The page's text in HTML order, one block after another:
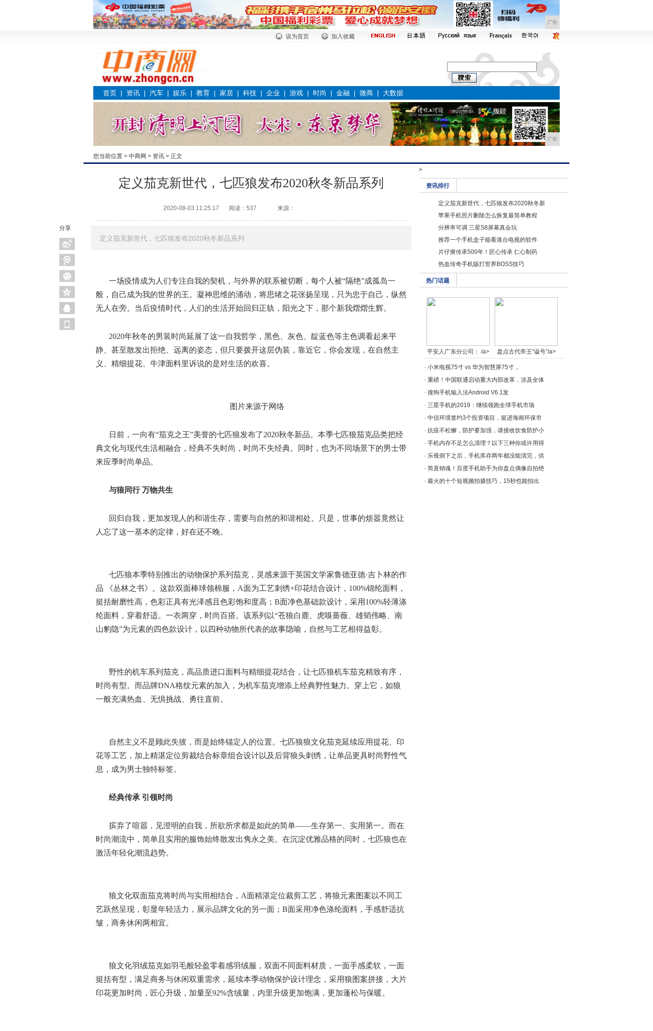
广告
设为首页 加入收藏
首页 | 资讯 | 汽车 | 娱乐 | 教育 | 家居 | 科技 | 企业 | 游戏 | 时尚 | 金融 | 微商 | 大数据
广告
您当前位置 > 中商网 > 资讯 > 正文
>
分享
定义茄克新世代，七匹狼发布2020秋冬新品系列
2020-08-03 11:25:17 阅读：537 来源：
定义茄克新世代，七匹狼发布2020秋冬新品系列
一场疫情成为人们专注自我的契机，与外界的联系被切断，每个人被“隔绝”成孤岛一
般，自己成为我的世界的王。凝神思维的涌动，将思绪之花张扬呈现，只为忠于自己，纵然
无人在旁。当后疫情时代，人们的生活开始回归正轨，阳光之下，那个新我熠熠生辉。
2020年秋冬的男装时尚延展了这一自我哲学，黑色、灰色、靛蓝色等主色调看起来平
静、甚至散发出拒绝、远离的姿态，但只要拨开这层伪装，靠近它，你会发现，在自然主
义、精细提花、牛津面料里诉说的是对生活的欢喜。
图片来源于网络
日前，一向有“茄克之王”美誉的七匹狼发布了2020秋冬新品。本季七匹狼茄克品类把经
典文化与现代生活相融合， 经典不失时尚，时尚不失经典。同时 ， 也为不同场景下的男士带
来应季时尚单品。
与狼同行 万物共生
回归自我，更加发现人的和谐生存，需要与自然的和谐相处。只是，世事的烦嚣竟然让
人忘了这一基本的定律，好在还不晚。
七匹狼本季特别推出的动物保护系列茄克，灵感来源于英国文学家鲁德亚德·吉卜林的作
品
《丛林之书》。这款双面棒球领棉服， A面为工艺刺绣+印花结合设计，100%锦纶面料，
挺括耐磨性高，色彩正具有光泽感且色彩饱和度高；B面净色基础款设计，采用100%轻薄涤
纶面料，穿着舒适。一衣两穿，时尚百搭。该系列以“苍狼白鹿、虎嗅蔷薇、雄韬伟略、南
山豹隐”为元素的四色款设计，以四种动物所代表的故事隐喻，自然与工艺相得益彰。
野性的机车系列茄克， 高品质进口面料与精细提花结合，让七匹狼机车茄克精致有序，
时尚有型。而品牌DNA格纹元素的加入，为机车茄克增添上经典野性魅力。穿上它，如狼
一般充满热血、无惧挑战、勇往直前。
自然主义不是顾此失彼，而是始终锚定人的位置。七匹狼狼文化茄克延续应用提花、印
花等工艺，加上精湛定位剪裁结合标章组合设计以及后背狼头刺绣，让单品更具时尚野性气
息，成为男士独特标签。
经典传承 引领时尚
摈弃了喧嚣，见澄明的自我，所欲所求都是如此的简单——生存第一、实用第一。而在
时尚潮流中，简单且实用的服饰始终散发出隽永之美。在沉淀优雅品格的同时，七匹狼也在
激活年轻化潮流趋势。
狼文化双面茄克将时尚与实用相结合，A面精湛定位裁剪工艺， 将狼元素图案以不同工
艺跃然呈现， 彰显年轻活力，展示品牌文化的另一面； B面采用净色涤纶面料，手感舒适抗
皱，商务休闲两相宜。
狼文化羽绒茄克如羽毛般轻盈零着感羽绒服，双面不同面料材质，一面手感柔软，一面
挺括有型，满足商务与休闲双重需求，延续本季动物保护设计理念，采用狼图案拼接，大片
印花更加时尚，匠心升级，加量至92%含绒量，内里升级更加饱满，更加蓬松与保暖。
资讯排行
定义茄克新世代，七匹狼发布2020秋冬新
苹果手机照片删除怎么恢复最简单教程
分辨率可调 三星S8屏幕真会玩
推荐一个手机盒子能看港台电视的软件
片仔癀传承500年！匠心传承 仁心制药
热血传奇手机版打世界BOSS技巧
热门话题
平安人广东分公司： /a> 盘点古代帝王“谥号”/a>
· 小米电视75寸 vs 华为智慧屏75寸，
· 重磅！中国联通启动重大内部改革，涉及全体
· 搜狗手机输入法Android V6.1发
· 三星手机的2019：继续领跑全球手机市场
· 中信环境签约3个投资项目，挺进海南环保市
· 抗疫不松懈，防护要加强，请接收饮食防护小
· 手机内存不足怎么清理？以下三种你或许用得
· 乐视倒下之后，手机库存两年都没能清完，供
· 简直销魂！百度手机助手为你盘点偶像自拍绝
· 最火的十个短视频拍摄技巧，15秒也能拍出